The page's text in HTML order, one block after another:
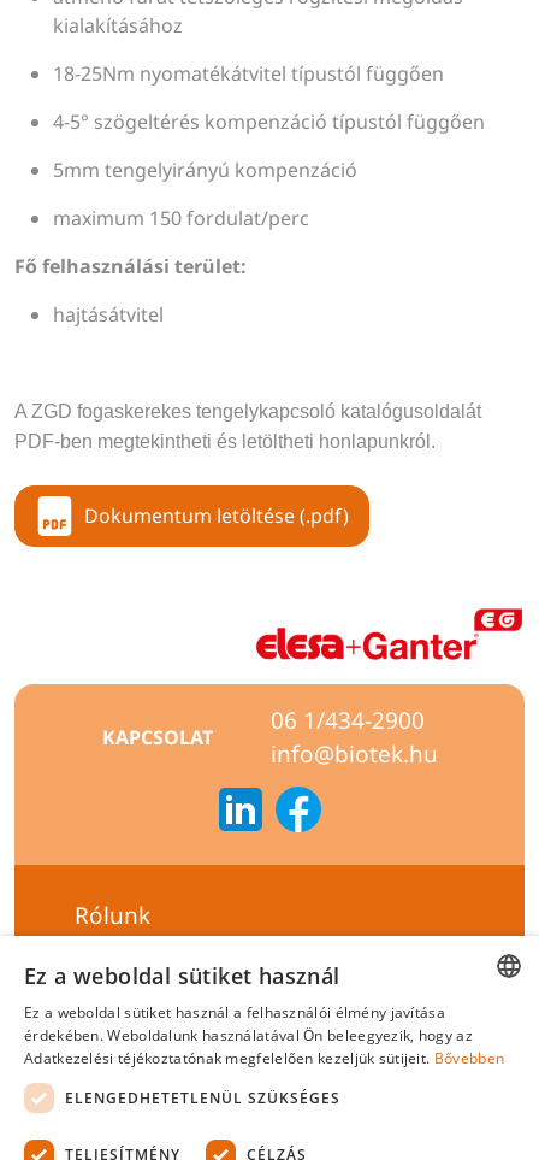
kialakításához
18-25Nm nyomatékátvitel típustól függően
4-5° szögeltérés kompenzáció típustól függően
5mm tengelyirányú kompenzáció
maximum 150 fordulat/perc
Fő felhasználási terület:
hajtásátvitel
A ZGD fogaskerekes tengelykapcsoló katalógusoldalát
PDF-ben megtekintheti és letöltheti honlapunkról.
Dokumentum letöltése (.pdf)
KAPCSOLAT
06 1/434-2900
info@biotek.hu
Rólunk
Hírlevél feliratkozás
Általános szerződési feltételek
Adatvédelmi tájékoztató
Felelősségvállalási nyilatkozat
ENGLISH
Ez a weboldal sütiket használ
Ez a weboldal sütiket használ a felhasználói élmény javítása
érdekében. Weboldalunk használatával Ön beleegyezik, hogy az
Adatkezelési téjékoztatónak megfelelően kezeljük sütijeit. Bővebben
ELENGEDHETETLENÜL SZÜKSÉGES
TELJESÍTMÉNY CÉLZÁS